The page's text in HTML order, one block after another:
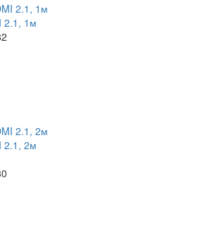
2.1, 1м
2.1, 2м